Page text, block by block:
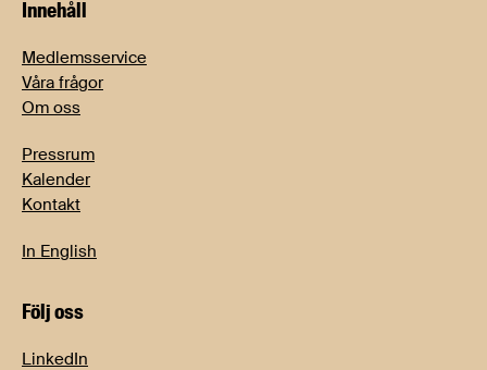
Innehåll
Medlemsservice
Våra frågor
Om oss
Pressrum
Kalender
Kontakt
In English
Följ oss
LinkedIn